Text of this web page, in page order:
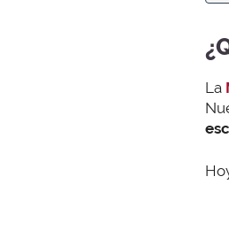
La